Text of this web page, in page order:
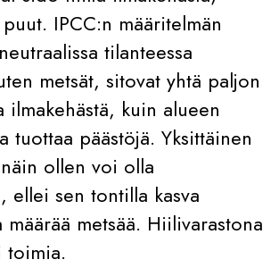
IPCC:n määritelmän
tilanteessa
metsät, sitovat yhtä paljon
kuin alueen
tuottaa päästöjä. Yksittäinen
ollen voi olla
ellei sen tontilla kasva
määrää metsää. Hiilivarastona
toimia.